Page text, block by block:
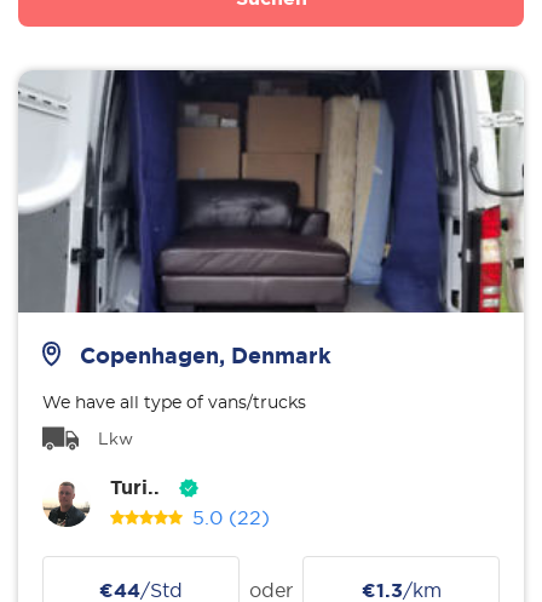
Copenhagen, Denmark
We have all type of vans/trucks
Lkw
Turi..
5.0 (22)
€44/Std oder €1.3/km